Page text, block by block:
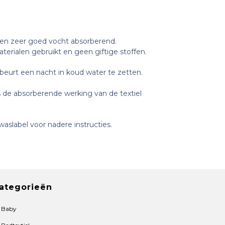
zeer goed vocht absorberend.
gebruikt en geen giftige stoffen.
een nacht in koud water te zetten.
absorberende werking van de textiel
voor nadere instructies.
Baby